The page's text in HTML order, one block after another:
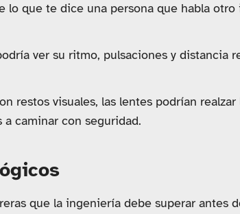
lo que te dice una persona que habla
ver su ritmo, pulsaciones y distancia
restos visuales, las lentes podrían
caminar con seguridad.
que la ingeniería debe superar antes